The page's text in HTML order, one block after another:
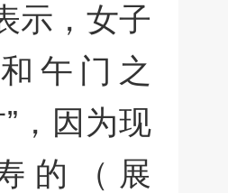
示，女子
午门之
，因为现
的（展